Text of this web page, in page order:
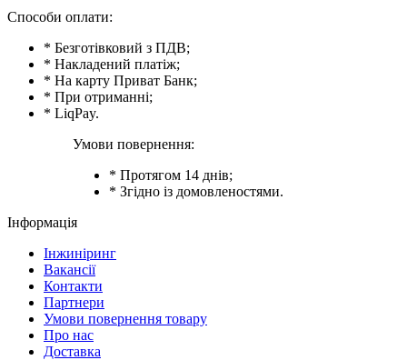
Способи оплати:
* Безготівковий з ПДВ;
* Накладений платіж;
* На карту Приват Банк;
* При отриманні;
* LiqPay.
Умови повернення:
* Протягом 14 днів;
* Згідно із домовленостями.
Інформація
Інжиніринг
Вакансії
Контакти
Партнери
Умови повернення товару
Про нас
Доставка